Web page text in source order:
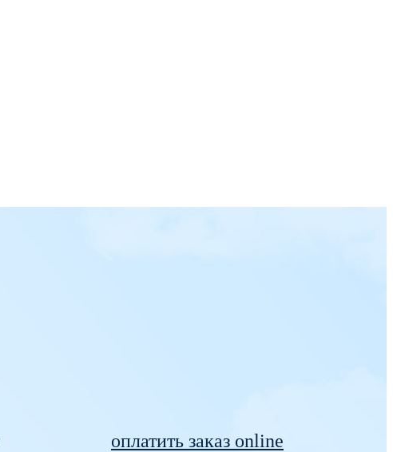
оплатить заказ online